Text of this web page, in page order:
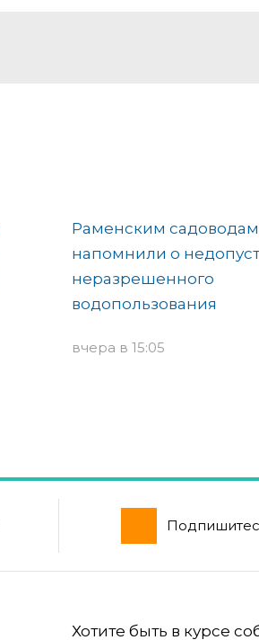
Раменским садоводам
напомнили о
неразрешенного
водопользования
вчера в 15:05
Хотите быть в курсе